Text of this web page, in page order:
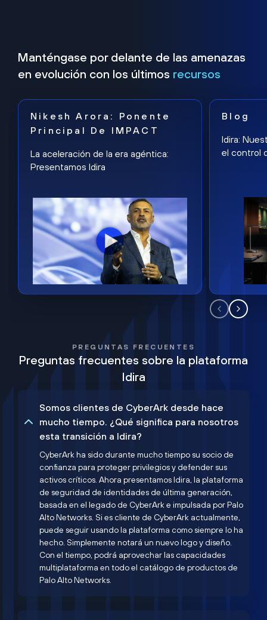
Manténgase por delante de las amenazas
en evolución con los últimos recursos
Nikesh Arora: Ponente
Principal De IMPACT
La aceleración de la era agéntica:
Presentamos Idira
Blog
Idira:
el control
PREGUNTAS FRECUENTES
Preguntas frecuentes sobre la plataforma
Idira
Somos clientes de CyberArk desde hace
mucho tiempo. ¿Qué significa para nosotros
esta transición a Idira?
CyberArk ha sido durante mucho tiempo su socio de
confianza para proteger privilegios y defender sus
activos críticos. Ahora presentamos Idira, la plataforma
de seguridad de identidades de última generación,
basada en el legado de CyberArk e impulsada por Palo
Alto Networks. Si es cliente de CyberArk actualmente,
puede seguir usando la plataforma como siempre lo ha
hecho. Simplemente notará un nuevo logo y diseño.
Con el tiempo, podrá aprovechar las capacidades
multiplataforma en todo el catálogo de productos de
Palo Alto Networks.